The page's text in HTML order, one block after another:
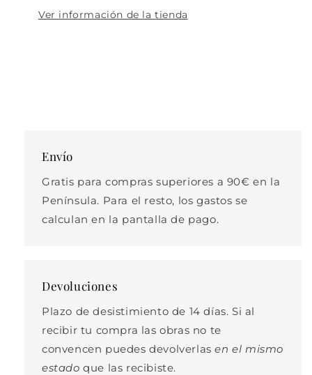
Ver información de la tienda
Envío
Gratis para compras superiores a 90€ en la
Península. Para el resto, los gastos se
calculan en la pantalla de pago.
Devoluciones
Plazo de desistimiento de 14 días. Si al
recibir tu compra las obras no te
convencen puedes devolverlasen el mismo
estado que las recibiste.